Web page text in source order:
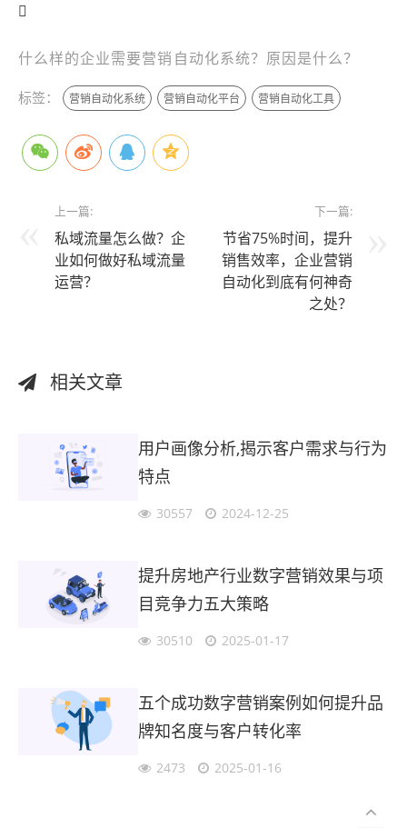

什么样的企业需要营销自动化系统？原因是什么？
标签： 营销自动化系统 营销自动化平台 营销自动化工具
上一篇:
私域流量怎么做？企
业如何做好私域流量
运营？
下一篇:
节省75%时间，提升
销售效率，企业营销
自动化到底有何神奇
之处？
相关文章
用户画像分析,揭示客户需求与行为
特点
30557 2024-12-25
提升房地产行业数字营销效果与项
目竞争力五大策略
30510 2025-01-17
五个成功数字营销案例如何提升品
牌知名度与客户转化率
2473 2025-01-16